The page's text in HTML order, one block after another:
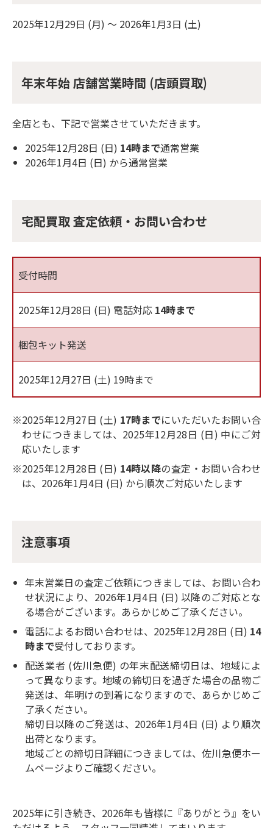
2025年12月29日 (月) ～ 2026年1月3日 (土)
年末年始 店舗営業時間 (店頭買取)
全店とも、下記で営業させていただきます。
2025年12月28日 (日) 14時まで通常営業
2026年1月4日 (日) から通常営業
宅配買取 査定依頼・お問い合わせ
受付時間
2025年12月28日 (日) 電話対応 14時まで
梱包キット発送
2025年12月27日 (土) 19時まで
※2025年12月27日 (土) 17時までにいただいたお問い合
わせにつきましては、2025年12月28日 (日) 中にご対
応いたします
※2025年12月28日 (日) 14時以降の査定・お問い合わせ
は、2026年1月4日 (日) から順次ご対応いたします
注意事項
年末営業日の査定ご依頼につきましては、お問い合わ
せ状況により、2026年1月4日 (日) 以降のご対応とな
る場合がございます。あらかじめご了承ください。
電話によるお問い合わせは、2025年12月28日 (日) 14
時まで受付しております。
配送業者 (佐川急便) の年末配送締切日は、地域によ
って異なります。地域の締切日を過ぎた場合の品物ご
発送は、年明けの到着になりますので、あらかじめご
了承ください。
締切日以降のご発送は、2026年1月4日 (日) より順次
出荷となります。
地域ごとの締切日詳細につきましては、佐川急便ホー
ムページよりご確認ください。
2025年に引き続き、2026年も皆様に『ありがとう』をい